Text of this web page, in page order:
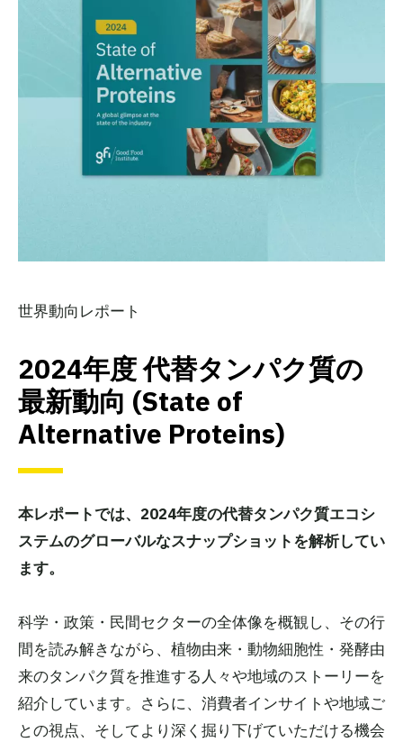
世界動向レポート
2024年度代替タンパク質の
最新動向 (State of
Alternative Proteins)
本レポートでは、2024年度の代替タンパク質エコシ
ステムのグローバルなスナップショットを解析してい
ます。
科学・政策・民間セクターの全体像を概観し、その行
間を読み解きながら、植物由来・動物細胞性・発酵由
来のタンパク質を推進する人々や地域のストーリーを
紹介しています。さらに、消費者インサイトや地域ご
との視点、そしてより深く掘り下げていただける機会